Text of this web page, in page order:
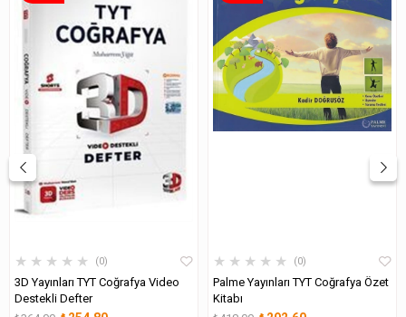
★ ★ ★ ★ ★ 0
3D Yayınları TYT Coğrafya Video
Destekli Defter
★ ★ ★ ★ ★ 0
Palme Yayınları TYT Coğrafya Özet
Kitabı